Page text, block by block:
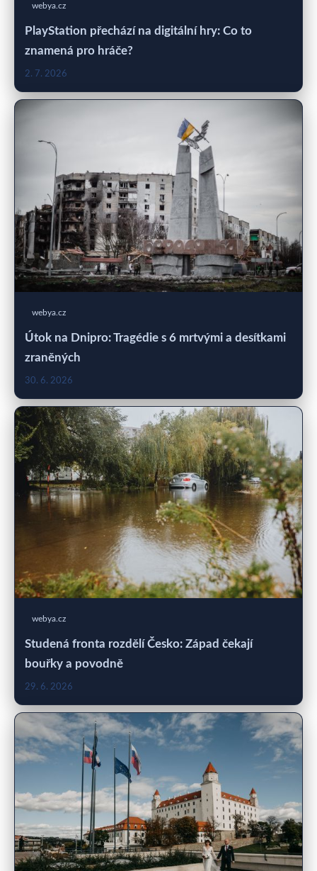
webya.cz
PlayStation přechází na digitální hry: Co to
znamená pro hráče?
2. 7. 2026
webya.cz
Útok na Dnipro: Tragédie s 6 mrtvými a desítkami
zraněných
30. 6. 2026
webya.cz
Studená fronta rozdělí Česko: Západ čekají
bouřky a povodně
29. 6. 2026